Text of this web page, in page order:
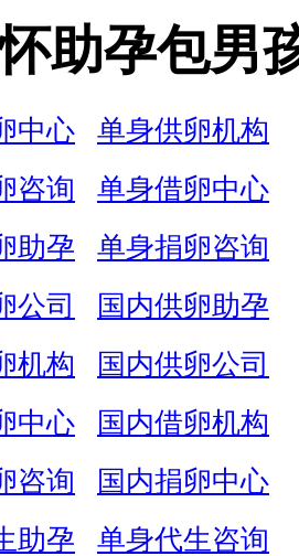
助孕包男
中心
单身供卵机构
咨询
单身借卵中心
助孕
单身捐卵咨询
公司
国内供卵助孕
机构
国内供卵公司
中心
国内借卵机构
咨询
国内捐卵中心
助孕
单身代生咨询